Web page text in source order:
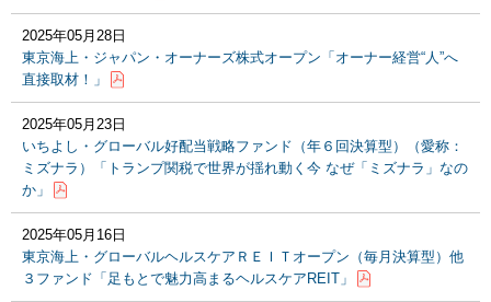
2025年05月28日
東京海上・ジャパン・オーナーズ株式オープン「オーナー経営“人”へ
直接取材！」
2025年05月23日
いちよし・グローバル好配当戦略ファンド（年６回決算型）（愛称：
ミズナラ）「トランプ関税で世界が揺れ動く今 なぜ「ミズナラ」なの
か」
2025年05月16日
東京海上・グローバルヘルスケアＲＥＩＴオープン（毎月決算型）他
３ファンド「足もとで魅力高まるヘルスケアREIT」